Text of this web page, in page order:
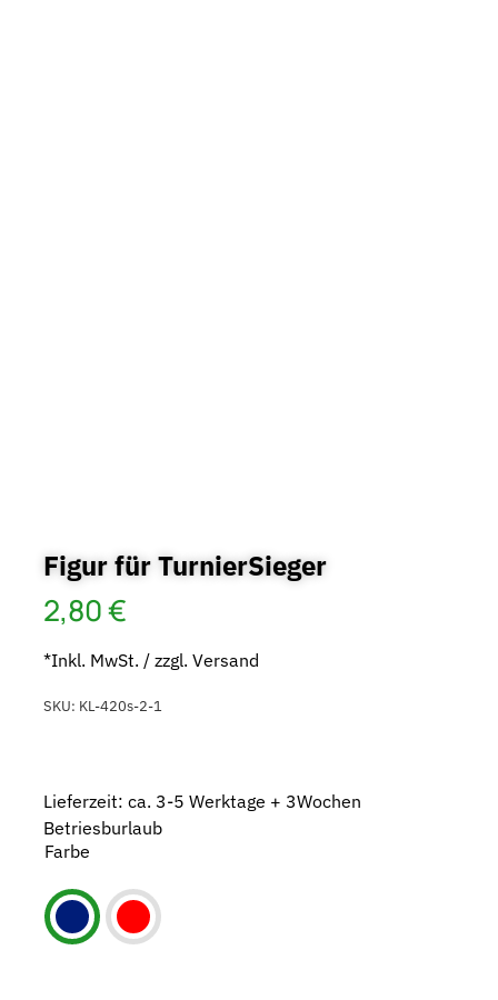
Figur für TurnierSieger
2,80€
*Inkl. MwSt. / zzgl. Versand
SKU: KL-420s-2-1
Lieferzeit: ca. 3-5 Werktage + 3Wochen
Betriesburlaub
Farbe